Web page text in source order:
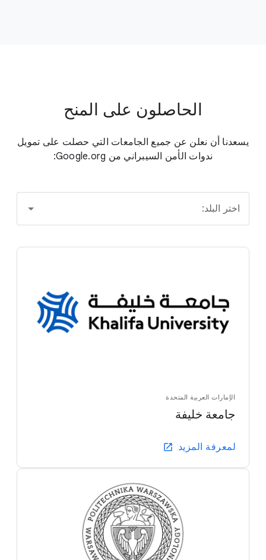
الحاصلون على المنح
يسعدنا أن نعلن عن جميع الجامعات التي حصلت على تمويل
ندوات الأمن السيبراني من Google.org:
اختر البلد:
الإمارات العربية المتحدة
جامعة خليفة
لمعرفة المزيد